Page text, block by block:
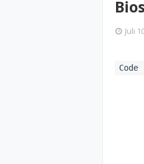
Juli